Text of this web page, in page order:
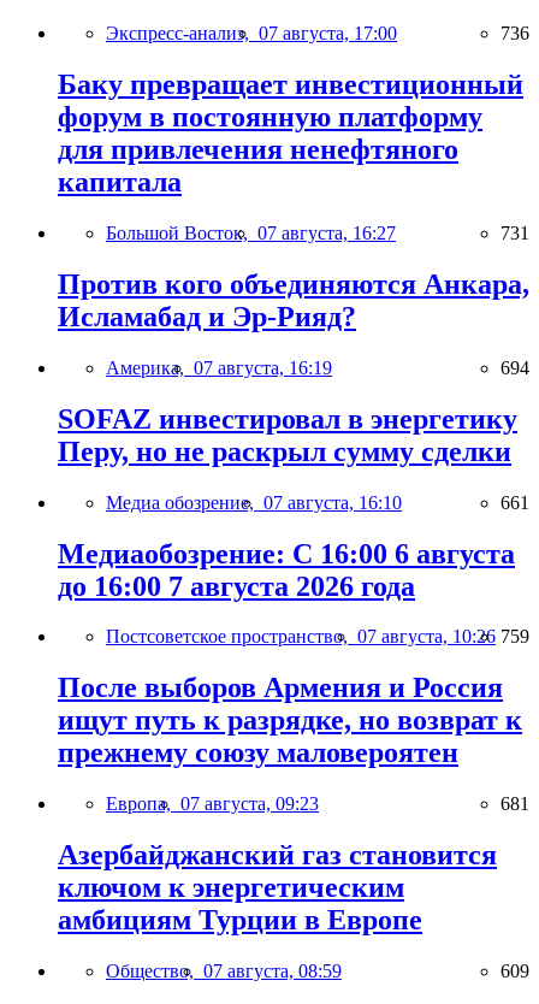
Экспресс-анализ, 07 августа, 17:00 736
Баку превращает инвестиционный
форум в постоянную платформу
для привлечения ненефтяного
капитала
Большой Восток, 07 августа, 16:27 731
Против кого объединяются Анкара,
Исламабад и Эр-Рияд?
Америка, 07 августа, 16:19 694
SOFAZ инвестировал в энергетику
Перу, но не раскрыл сумму сделки
Медиа обозрение, 07 августа, 16:10 661
Медиаобозрение: С 16:00 6 августа
до 16:00 7 августа 2026 года
Постсоветское пространство, 07 августа, 10:26 759
После выборов Армения и Россия
ищут путь к разрядке, но возврат к
прежнему союзу маловероятен
Европа, 07 августа, 09:23 681
Азербайджанский газ становится
ключом к энергетическим
амбициям Турции в Европе
Общество, 07 августа, 08:59 609